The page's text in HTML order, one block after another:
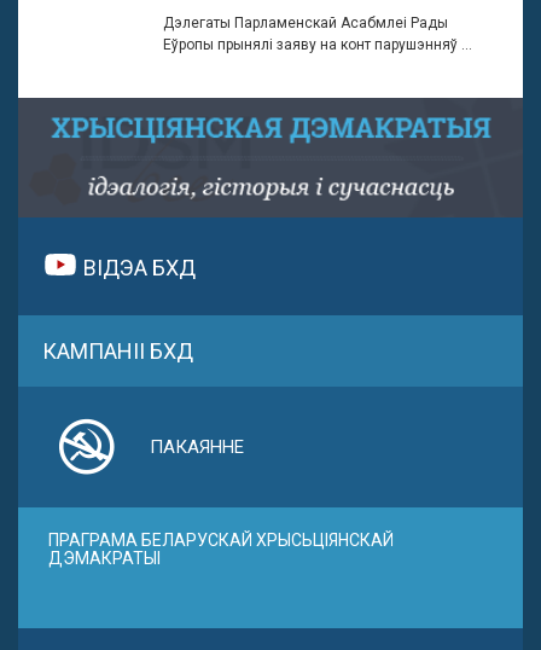
Дэлегаты Парламенскай Асабмлеі Рады
Еўропы прынялі заяву на конт парушэнняў ...
ВІДЭА БХД
КАМПАНІІ БХД
ПАКАЯННЕ
ПРАГРАМА БЕЛАРУСКАЙ ХРЫСЬЦІЯНСКАЙ
ДЭМАКРАТЫІ